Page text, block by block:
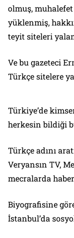
olmuş,
yüklenmiş,
teyit siteleri
Ve bu gazeteci
Türkçe sitelere
Türkiye’de
herkesin bildiği
Türkçe adını
Veryansın TV,
mecralarda haber
Biyografisine
İstanbul’da